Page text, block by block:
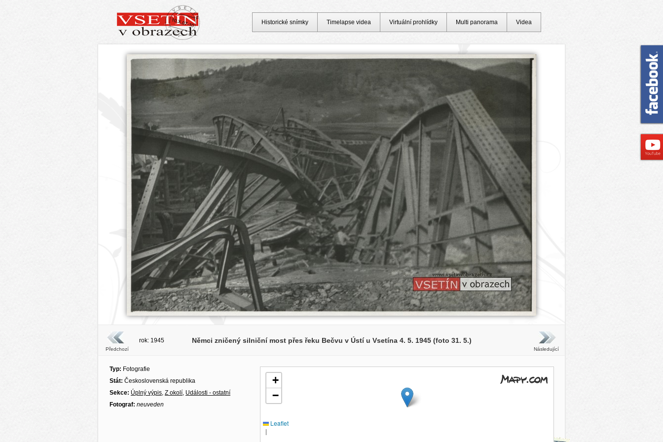
Předchozí
rok: 1945 Němci zničený silniční most přes řeku Bečvu v Ústí u Vsetína 4. 5. 1945 (foto 31. 5.)
Následující
Typ: Fotografie
Stát: Československá republika
Sekce: Úplný výpis, Z okolí, Události - ostatní
Fotograf: neuveden
+
−
Leaflet
|
Historické snímky Timelapse videa Virtuální prohlídky Multi panorama Videa